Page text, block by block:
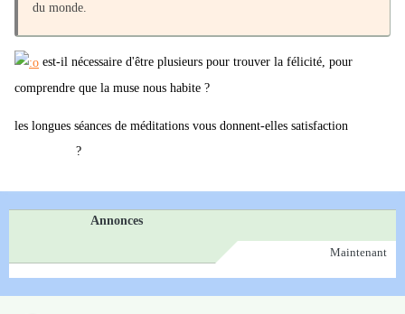
du monde.
est-il nécessaire d'être plusieurs pour trouver la félicité, pour
comprendre que la muse nous habite ?
les longues séances de méditations vous donnent-elles satisfaction
?
Annonces
Maintenant